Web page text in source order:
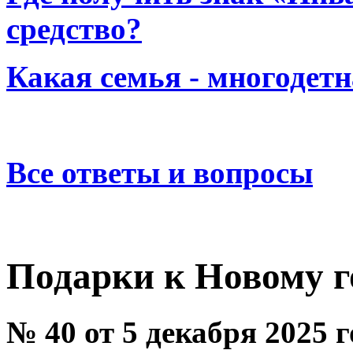
средство?
Какая семья -
Все ответы и вопросы
Подарки к Новому
№ 40 от 5 декабря 2025